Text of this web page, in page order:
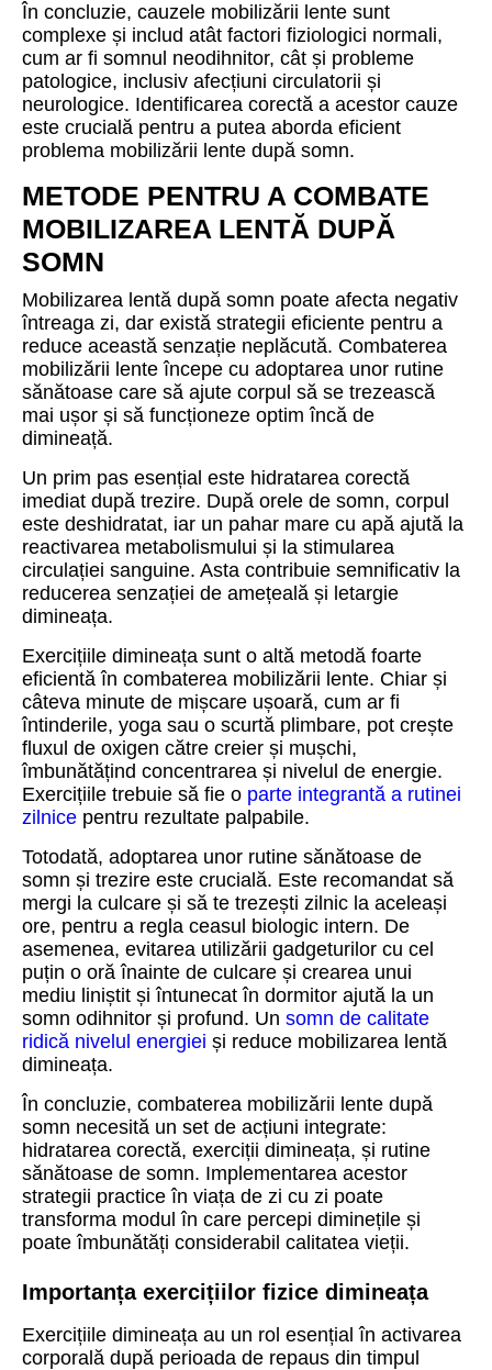
În concluzie, cauzele mobilizării lente sunt
complexe și includ atât factori fiziologici normali,
cum ar fi somnul neodihnitor, cât și probleme
patologice, inclusiv afecțiuni circulatorii și
neurologice. Identificarea corectă a acestor cauze
este crucială pentru a putea aborda eficient
problema mobilizării lente după somn.
METODE PENTRU A COMBATE
MOBILIZAREA LENTĂ DUPĂ
SOMN
Mobilizarea lentă după somn poate afecta negativ
întreaga zi, dar există strategii eficiente pentru a
reduce această senzație neplăcută. Combaterea
mobilizării lente începe cu adoptarea unor rutine
sănătoase care să ajute corpul să se trezească
mai ușor și să funcționeze optim încă de
dimineață.
Un prim pas esențial este hidratarea corectă
imediat după trezire. După orele de somn, corpul
este deshidratat, iar un pahar mare cu apă ajută la
reactivarea metabolismului și la stimularea
circulației sanguine. Asta contribuie semnificativ la
reducerea senzației de amețeală și letargie
dimineața.
Exercițiile dimineața sunt o altă metodă foarte
eficientă în combaterea mobilizării lente. Chiar și
câteva minute de mișcare ușoară, cum ar fi
întinderile, yoga sau o scurtă plimbare, pot crește
fluxul de oxigen către creier și mușchi,
îmbunătățind concentrarea și nivelul de energie.
Exercițiile trebuie să fie o parte integrantă a rutinei
zilnice pentru rezultate palpabile.
Totodată, adoptarea unor rutine sănătoase de
somn și trezire este crucială. Este recomandat să
mergi la culcare și să te trezești zilnic la aceleași
ore, pentru a regla ceasul biologic intern. De
asemenea, evitarea utilizării gadgeturilor cu cel
puțin o oră înainte de culcare și crearea unui
mediu liniștit și întunecat în dormitor ajută la un
somn odihnitor și profund. Un somn de calitate
ridică nivelul energiei și reduce mobilizarea lentă
dimineața.
În concluzie, combaterea mobilizării lente după
somn necesită un set de acțiuni integrate:
hidratarea corectă, exerciții dimineața, și rutine
sănătoase de somn. Implementarea acestor
strategii practice în viața de zi cu zi poate
transforma modul în care percepi diminețile și
poate îmbunătăți considerabil calitatea vieții.
Importanța exercițiilor fizice dimineața
Exercițiile dimineața au un rol esențial în activarea
corporală după perioada de repaus din timpul